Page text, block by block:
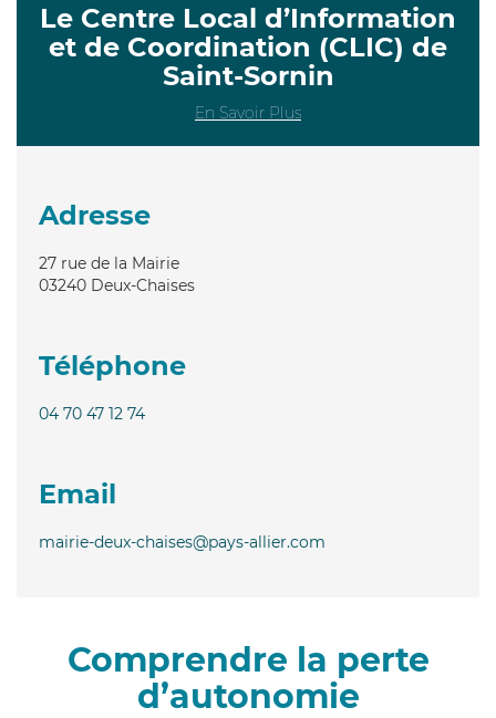
Le Centre Local d’Information
et de Coordination (CLIC) de
Saint-Sornin
En Savoir Plus
Adresse
27 rue de la Mairie
03240 Deux-Chaises
Téléphone
04 70 47 12 74
Email
mairie-deux-chaises@pays-allier.com
Comprendre la perte
d’autonomie